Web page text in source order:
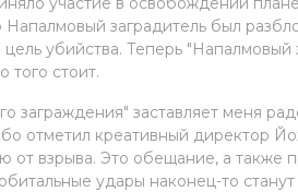
Напалмовый заградитель был
убийства. Теперь "Напалмовый
того стоит.
заграждения" заставляет меня
отметил креативный директор
от взрыва. Это обещание, а также
удары наконец-то